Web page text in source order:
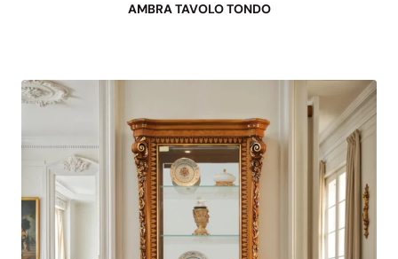
AMBRA TAVOLO TONDO